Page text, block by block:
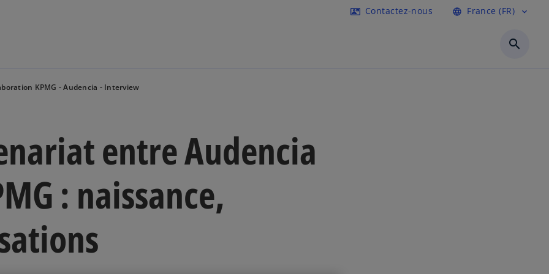
contact_mail Contactez-nous language France (FR) expand_more
search
KPMG - Audencia - Interview
entre Audencia
: naissance,